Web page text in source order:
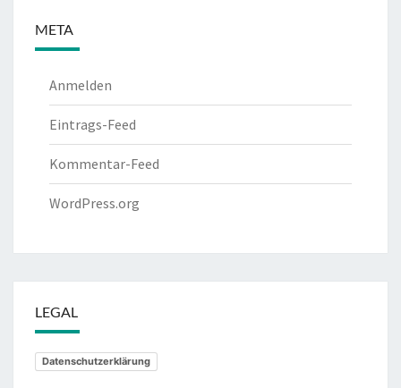
META
Anmelden
Eintrags-Feed
Kommentar-Feed
WordPress.org
LEGAL
Datenschutzerklärung